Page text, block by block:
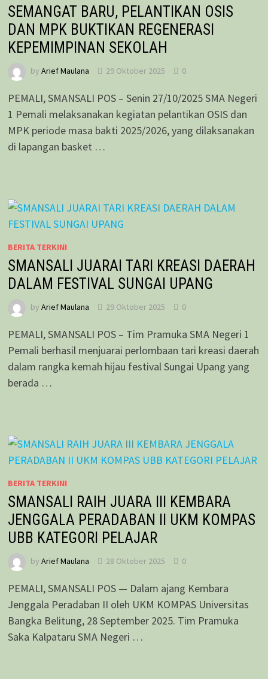
SEMANGAT BARU, PELANTIKAN OSIS
DAN MPK BUKTIKAN REGENERASI
KEPEMIMPINAN SEKOLAH
by Arief Maulana 29 Oktober 2025 0
PEMALI, SMANSALI POS – Senin 27/10/2025 SMA Negeri
1 Pemali melaksanakan kegiatan pelantikan OSIS dan
MPK periode masa bakti 2025/2026, yang dilaksanakan
di lapangan basket …
BERITA TERKINI
SMANSALI JUARAI TARI KREASI DAERAH
DALAM FESTIVAL SUNGAI UPANG
by Arief Maulana 29 Oktober 2025 0
PEMALI, SMANSALI POS – Tim Pramuka SMA Negeri 1
Pemali berhasil menjuarai perlombaan tari kreasi daerah
dalam rangka kemah hijau festival Sungai Upang yang
berada …
BERITA TERKINI
SMANSALI RAIH JUARA III KEMBARA
JENGGALA PERADABAN II UKM KOMPAS
UBB KATEGORI PELAJAR
by Arief Maulana 28 Oktober 2025 0
PEMALI, SMANSALI POS — Dalam ajang Kembara
Jenggala Peradaban II oleh UKM KOMPAS Universitas
Bangka Belitung, 28 September 2025. Tim Pramuka
Saka Kalpataru SMA Negeri …